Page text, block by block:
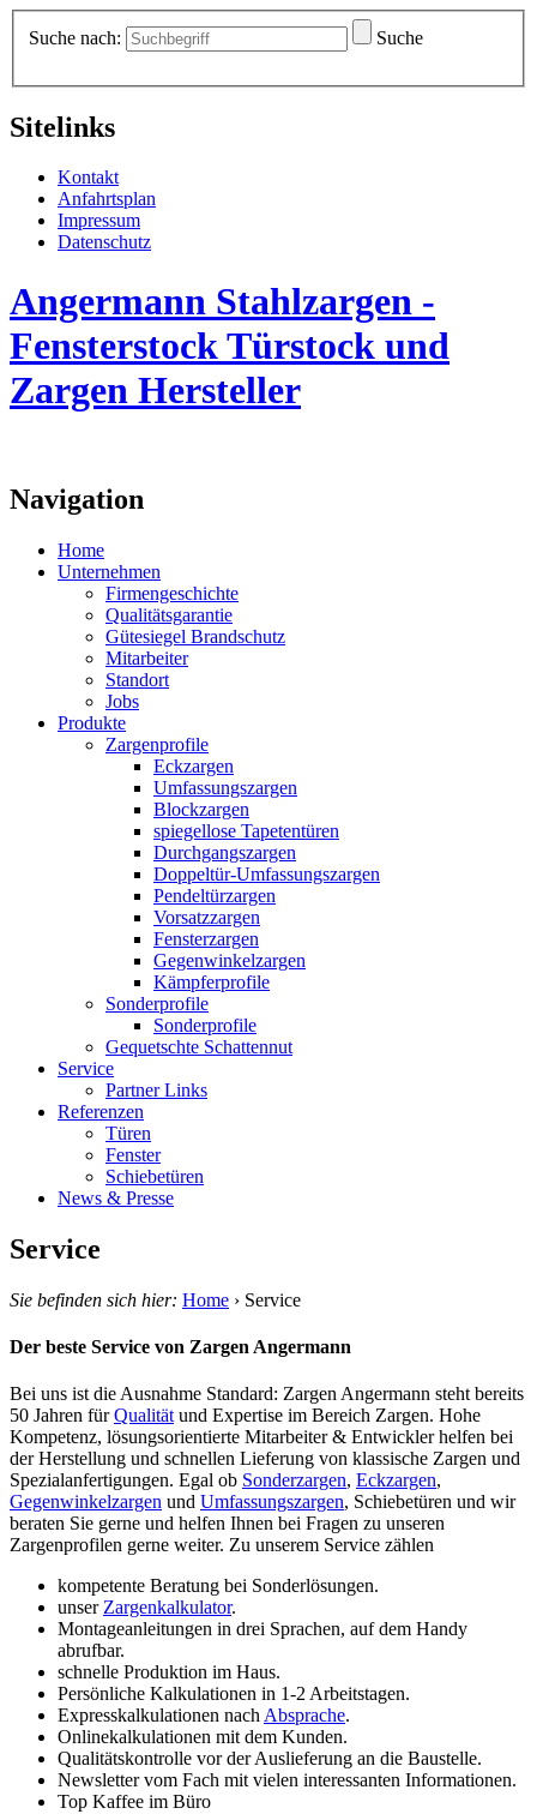
Suche nach: Suche
Sitelinks
Kontakt
Anfahrtsplan
Impressum
Datenschutz
Angermann Stahlzargen -
Fensterstock Türstock und
Zargen Hersteller
Navigation
Home
Unternehmen
Firmengeschichte
Qualitätsgarantie
Gütesiegel Brandschutz
Mitarbeiter
Standort
Jobs
Produkte
Zargenprofile
Eckzargen
Umfassungszargen
Blockzargen
spiegellose Tapetentüren
Durchgangszargen
Doppeltür-Umfassungszargen
Pendeltürzargen
Vorsatzzargen
Fensterzargen
Gegenwinkelzargen
Kämpferprofile
Sonderprofile
Sonderprofile
Gequetschte Schattennut
Service
Partner Links
Referenzen
Türen
Fenster
Schiebetüren
News & Presse
Service
Sie befinden sich hier: Home › Service
Der beste Service von Zargen Angermann
Bei uns ist die Ausnahme Standard: Zargen Angermann steht bereits
50 Jahren fürQualitätund Expertise im Bereich Zargen. Hohe
Kompetenz, lösungsorientierte Mitarbeiter & Entwickler helfen bei
der Herstellung und schnellen Lieferung von klassische Zargen und
Spezialanfertigungen. Egal ob Sonderzargen, Eckzargen,
Gegenwinkelzargen und Umfassungszargen, Schiebetüren und wir
beraten Sie gerne und helfen Ihnen bei Fragen zu unseren
Zargenprofilen gerne weiter. Zu unserem Service zählen
kompetente Beratung bei Sonderlösungen.
unserZargenkalkulator.
Montageanleitungen in drei Sprachen, auf dem Handy
abrufbar.
schnelle Produktion im Haus.
Persönliche Kalkulationen in 1-2 Arbeitstagen.
Expresskalkulationen nachAbsprache.
Onlinekalkulationen mit dem Kunden.
Qualitätskontrolle vor der Auslieferung an die Baustelle.
Newsletter vom Fach mit vielen interessanten Informationen.
Top Kaffee im Büro